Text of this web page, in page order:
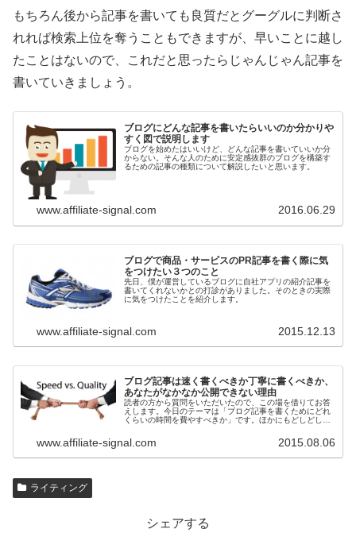
もちろん後から記事を書いても良質だとグーグルに判断さ
れれば検索上位を奪うこともできますが、早いことに越し
たことはないので、これだと思ったらじゃんじゃん記事を
書いていきましょう。
ブログにどんな記事を書いたらいいのか分かりや
すく図で説明します
ブログを始めたはいいけど、どんな記事を書いていいか分
からない。そんな人のために安定感抜群のブログを構築す
るための記事の種類について解説したいと思います。
www.affiliate-signal.com 2016.06.29
ブログで商品・サービスのPR記事を書く際に気
をつけたい３つのこと
先日、僕が運営しているブログに自社アプリの紹介記事を
書いてくれないかとの打診がありました。そのときの実際
に気をつけたことを紹介します。
www.affiliate-signal.com 2015.12.13
ブログ記事は速く書くべきか丁寧に書くべきか、
あなたがなかなか公開できない理由
読者の方から質問をいただいたので、この場を借りてお答
えします。今日のテーマは「ブログ記事を書くためにどれ
くらいの時間を費やすべきか」です。ほかにもどしどし質
ます。
www.affiliate-signal.com 2015.08.06
ライティング
シェアする